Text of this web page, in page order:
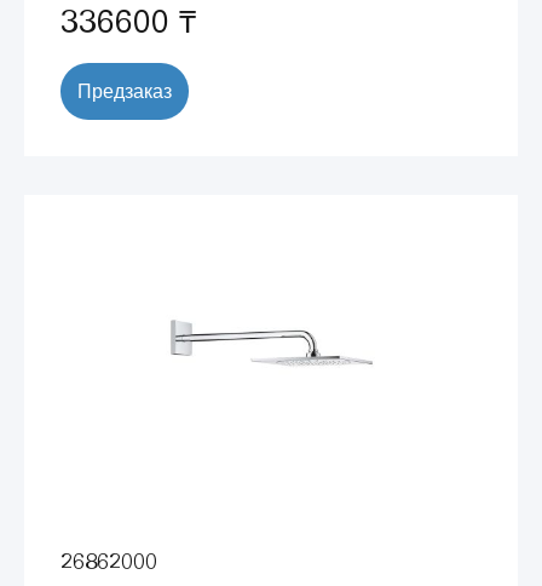
336600 ₸
Предзаказ
26862000